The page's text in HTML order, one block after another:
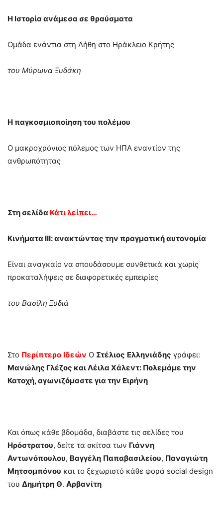
Η Ιστορία ανάμεσα σε θραύσματα
Ομάδα ενάντια στη Λήθη στο Ηράκλειο Κρήτης
του Μύρωνα Ξυδάκη
Η παγκοσμιοποίηση του πολέμου
Ο μακροχρόνιος πόλεμος των ΗΠΑ εναντίον της
ανθρωπότητας
Στη σελίδα Κάτι λείπει…
Κινήματα ΙΙΙ: ανακτώντας την πραγματική αυτονομία
Είναι αναγκαίο να σπουδάσουμε συνθετικά και χωρίς
προκαταλήψεις σε διαφορετικές εμπειρίες
του Βασίλη Ξυδιά
Στο Περίπτερο Ιδεών Ο Στέλιος Ελληνιάδης γράφει:
Μανώλης Γλέζος και Λέιλα Χάλεντ: Πολεμάμε την
Κατοχή, αγωνιζόμαστε για την Ειρήνη
Και όπως κάθε βδομάδα, διαβάστε τις σελίδες του
Ηρόστρατου, δείτε τα σκίτσα των Γιάννη
Αντωνόπουλου, Βαγγέλη Παπαβασιλείου, Παναγιώτη
Μητσομπόνου και το ξεχωριστό κάθε φορά social design
του Δημήτρη Θ. Αρβανίτη